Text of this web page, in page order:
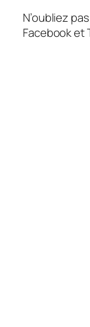
N’oubliez
Facebook et